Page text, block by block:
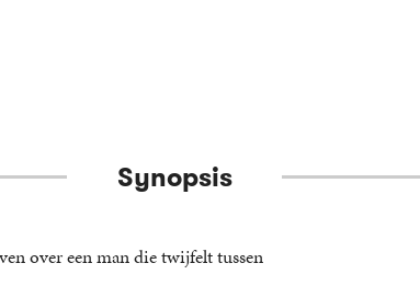
Synopsis
over een man die twijfelt tussen